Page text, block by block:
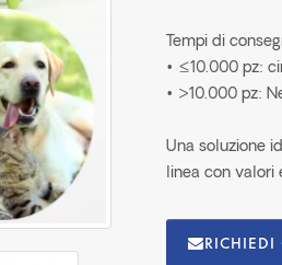
Tempi di
• ≤10.000 pz:
• >10.000 pz:
Una soluzione
linea con valori
RICHIEDI